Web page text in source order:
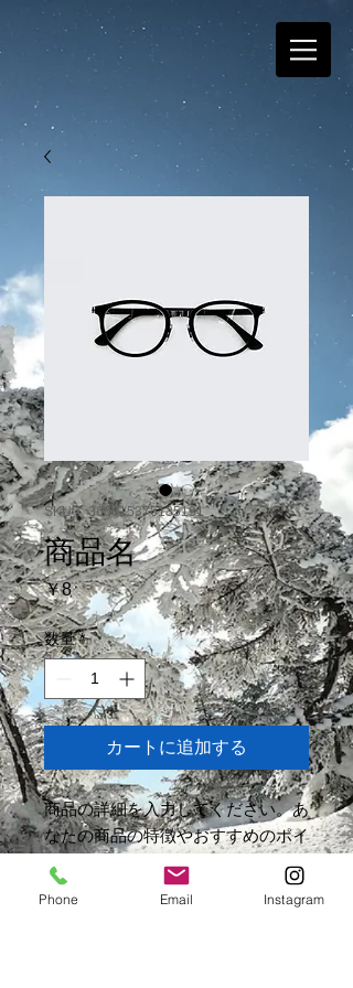
SKU： 366615376135191
商品名
￥8価
格
数量 *
カートに追加する
商品の詳細を入力してください。あ
なたの商品の特徴やおすすめのポイ
ントをわかりやすく説明しましょ
う。
Phone Email Instagram